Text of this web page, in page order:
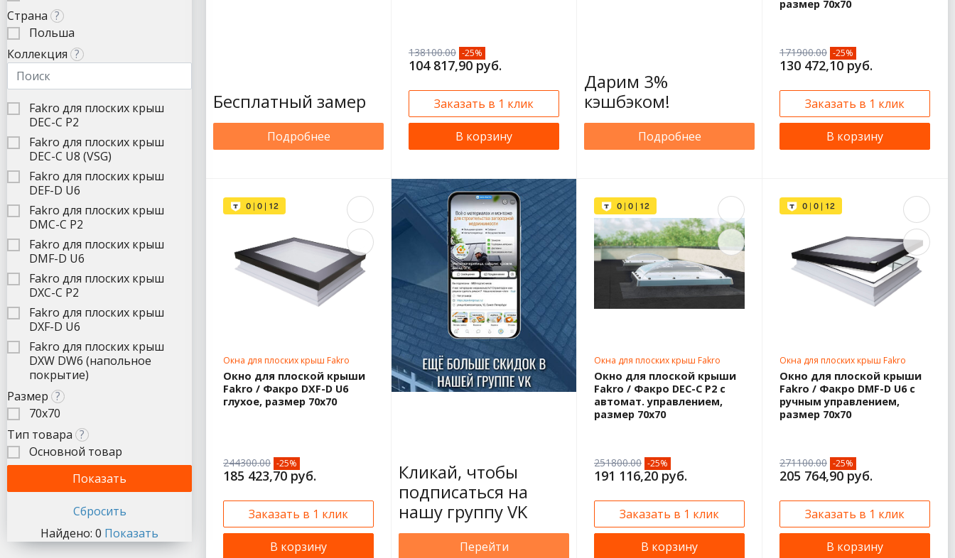
Бесплатный замер
Подробнее
138100.00 -25%
104 817,90 руб.
Заказать в 1 клик
В корзину
Дарим 3%
кэшбэком!
Подробнее
размер 70х70
171900.00 -25%
130 472,10 руб.
Заказать в 1 клик
В корзину
Окна для плоских крыш Fakro
70х70
Окно для плоской крыши
Fakro / Факро DXF-D U6
глухое, размер 70х70
244300.00 -25%
185 423,70 руб.
Заказать в 1 клик
В корзину
Кликай, чтобы
подписаться на
нашу группу VK
Перейти
Окна для плоских крыш Fakro
70х70
Окно для плоской крыши
Fakro / Факро DEC-C P2 с
автомат. управлением,
размер 70х70
251800.00 -25%
191 116,20 руб.
Заказать в 1 клик
В корзину
Окна для плоских крыш Fakro
70х70
Окно для плоской крыши
Fakro / Факро DMF-D U6 с
ручным управлением,
размер 70х70
271100.00 -25%
205 764,90 руб.
Заказать в 1 клик
В корзину
Страна ?
Польша
Коллекция ?
Fakro для плоских крыш
DEC-C P2
Fakro для плоских крыш
DEC-C U8 (VSG)
Fakro для плоских крыш
DEF-D U6
Fakro для плоских крыш
DMC-C P2
Fakro для плоских крыш
DMF-D U6
Fakro для плоских крыш
DXC-C P2
Fakro для плоских крыш
DXF-D U6
Fakro для плоских крыш
DXW DW6 (напольное
покрытие)
Размер ?
70х70
Тип товара ?
Основной товар
Найдено: 0 Показать